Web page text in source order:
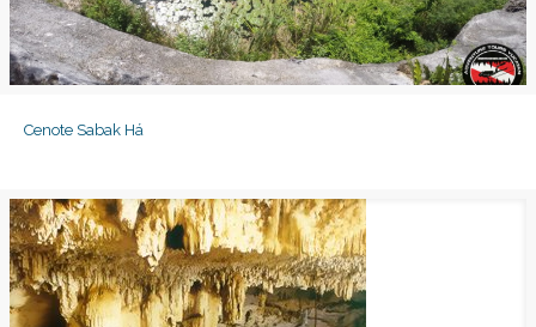
Cenote Sabak Há